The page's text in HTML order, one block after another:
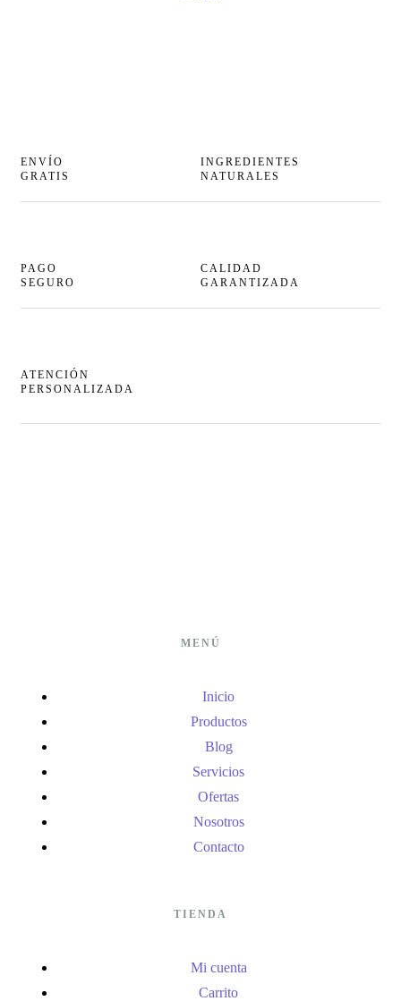
ENVÍO
GRATIS
INGREDIENTES
NATURALES
PAGO
SEGURO
CALIDAD
GARANTIZADA
ATENCIÓN
PERSONALIZADA
MENÚ
Inicio
Productos
Blog
Servicios
Ofertas
Nosotros
Contacto
TIENDA
Mi cuenta
Carrito